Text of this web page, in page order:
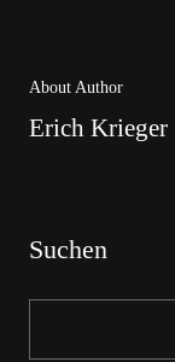
About Author
Erich Krieger
Suchen